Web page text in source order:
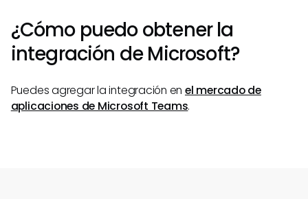
¿Cómo puedo obtener la
integración de Microsoft?
Puedes agregar la integración en el mercado de
aplicaciones de Microsoft Teams.